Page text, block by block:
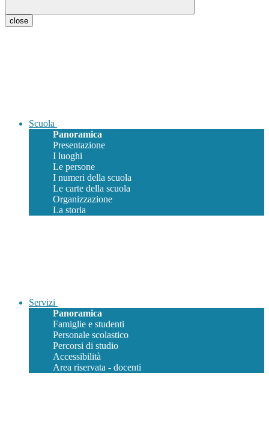
close
Scuola
Panoramica
Presentazione
I luoghi
Le persone
I numeri della scuola
Le carte della scuola
Organizzazione
La storia
Servizi
Panoramica
Famiglie e studenti
Personale scolastico
Percorsi di studio
Accessibilità
Area riservata - docenti